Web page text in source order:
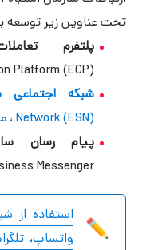
تحت عناوین زیر توسعه
پلتفرم
Platform (ECP)
شبکه اجتماعی
Network (ESN) ،
پیام رسان
Messenger
استفاده از
واتساپ،